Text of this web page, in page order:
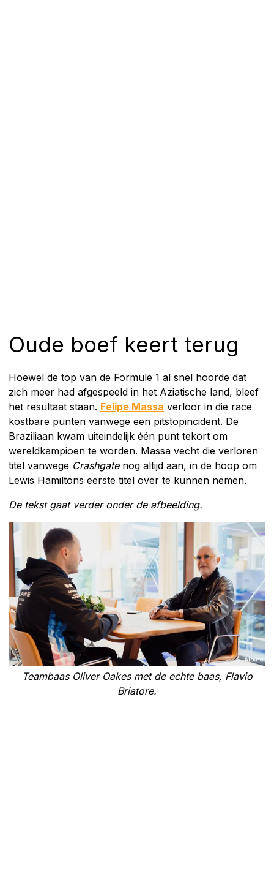
Oude boef keert terug
Hoewel de top van de Formule 1 al snel hoorde dat
zich meer had afgespeeld in het Aziatische land, bleef
het resultaat staan. Felipe Massa verloor in die race
kostbare punten vanwege een pitstopincident. De
Braziliaan kwam uiteindelijk één punt tekort om
wereldkampioen te worden. Massa vecht die verloren
titel vanwege Crashgatenog altijd aan, in de hoop om
Lewis Hamiltons eerste titel over te kunnen nemen.
De tekst gaat verder onder de afbeelding.
Teambaas Oliver Oakes met de echte baas, Flavio
Briatore.